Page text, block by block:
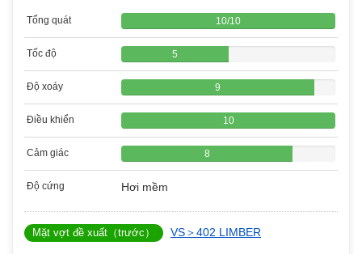
Tổng quát 10/10
Tốc độ 5
Độ xoáy 9
Điều khiển 10
Cảm giác 8
Độ cứng Hơi mềm
Mặt vợt đề xuất（trước） VS＞402 LIMBER